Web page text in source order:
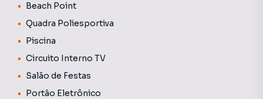
Beach Point
Quadra Poliesportiva
Piscina
Circuito Interno TV
Salão de Festas
Portão Eletrônico